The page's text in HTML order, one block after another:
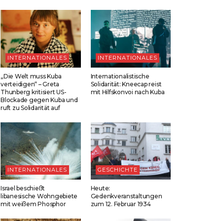
INTERNATIONALES
„Die Welt muss Kuba
verteidigen“ – Greta
Thunberg kritisiert US-
Blockade gegen Kuba und
ruft zu Solidarität auf
INTERNATIONALES
Internationalistische
Solidarität: Kneecap reist
mit Hilfskonvoi nach Kuba
INTERNATIONALES
Israel beschießt
libanesische Wohngebiete
mit weißem Phosphor
GESCHICHTE
Heute:
Gedenkveranstaltungen
zum 12. Februar 1934